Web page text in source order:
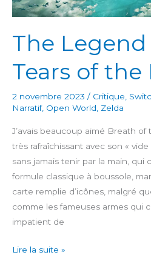
The Legend
Tears of
2 novembre 2023 / Critique
Narratif, Open World Zelda
J’avais beaucoup aimé Breath of
très rafraîchissant avec son «
sans jamais tenir par la main, qui
formule classique à boussole,
carte remplie d’icônes, malgré
comme les fameuses armes qui
impatient de
The
Lire la suite »